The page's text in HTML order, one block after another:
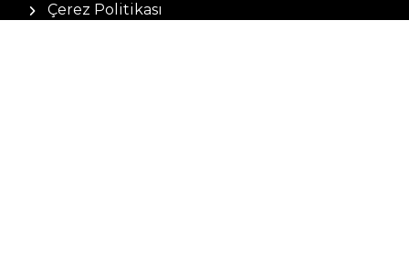
Çerez Politikası